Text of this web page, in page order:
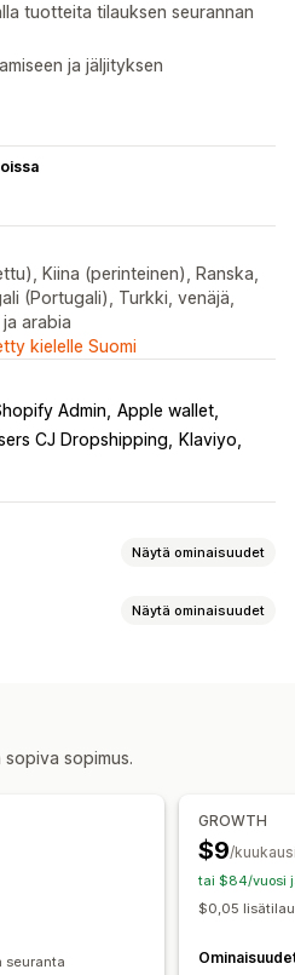
tuotteita tilauksen seurannan
ja jäljityksen
Kiina (perinteinen), Ranska,
(Portugali), Turkki, venäjä,
arabia
kielelle Suomi
Admin Apple wallet
CJ Dropshipping
Klaviyo
Näytä ominaisuudet
Kuljetuspalvelun piilotus
Käännös
Näytä ominaisuudet
sopimus.
seuranta
GROWTH
$9/
tai $84/vuosi
$0,05